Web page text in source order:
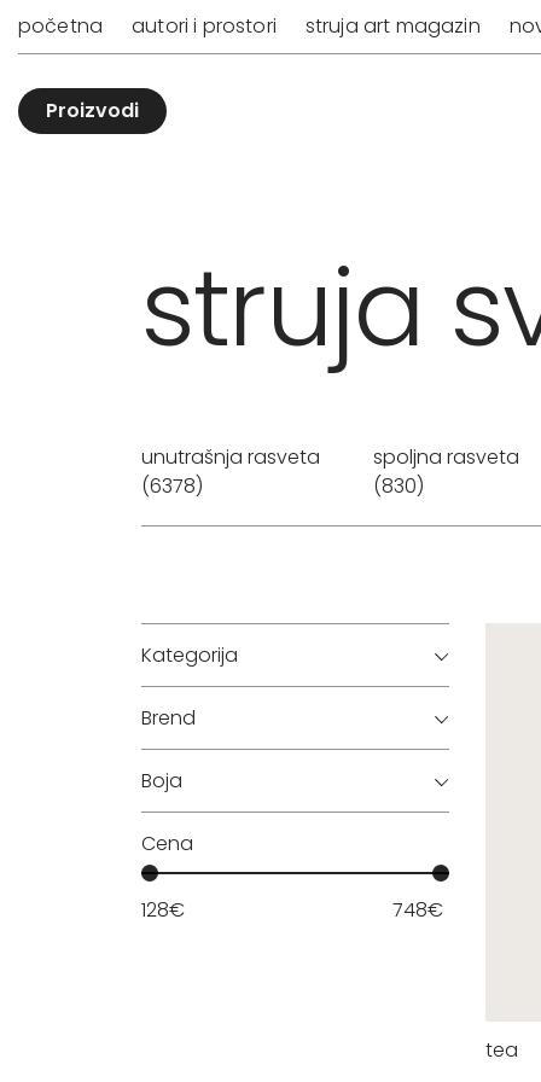
početna autori i prostori struja art magazin
Proizvodi
struja
unutrašnja rasveta
(6378)
spoljna rasveta
(830)
Kategorija
Brend
Boja
Cena
128€ 748€
tea